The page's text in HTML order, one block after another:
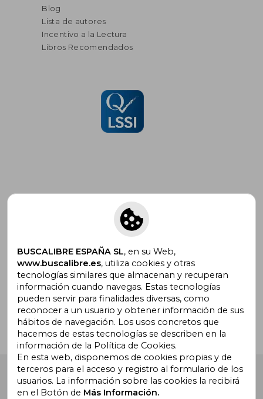
Blog
Lista de autores
Incentivo a la Lectura
Libros Recomendados
Suscríbete para recibir ofertas y
promociones
¿Necesitas ayuda?
Ir a Centro de Soporte
Buscalibre España . Calle Energía, 65, Nave 3 (08940),
Cornellà de Llobregat, Barcelona. Derechos Reservados.
BUSCALIBRE ESPAÑA SL, en su Web,
www.buscalibre.es, utiliza cookies y otras
tecnologías similares que almacenan y recuperan
información cuando navegas. Estas tecnologías
pueden servir para finalidades diversas, como
reconocer a un usuario y obtener información de sus
hábitos de navegación. Los usos concretos que
hacemos de estas tecnologías se describen en la
información de la Política de Cookies.
En esta web, disponemos de cookies propias y de
terceros para el acceso y registro al formulario de los
usuarios. La información sobre las cookies la recibirá
en el Botón de Más Información.